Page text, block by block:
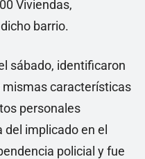
Viviendas,
barrio.
sábado, identificaron
mismas características
personales
implicado en el
policial y fue